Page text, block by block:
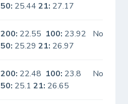
50: 25.4421: 27.17
200: 22.55 100: 23.92
50: 25.2921: 26.97
No
200: 22.48 100: 23.8
50: 25.121: 26.65
No